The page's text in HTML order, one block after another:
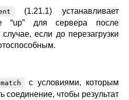
(1.21.1) устанавливает
“up” для сервера после
если до перезагрузки
match
с условиями, которым
соединение, чтобы результат